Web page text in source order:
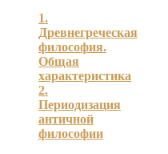
1.
Древнегреческая
философия.
Общая
характеристика
2.
Периодизация
античной
философии